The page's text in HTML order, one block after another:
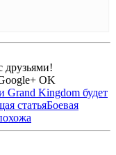
друзьями!
OK
Grand Kingdom будет
статьяБоевая